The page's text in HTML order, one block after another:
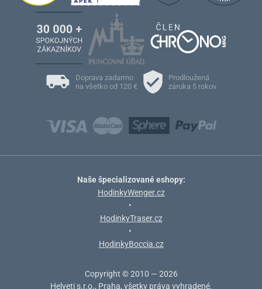
Doprava zadarmo
na všetko od 120 €
Prodloužená
záruka 5 rokov
Naše špecializované eshopy:
HodinkyWenger.cz
•
HodinkyTraser.cz
•
HodinkyBoccia.cz
Copyright © 2010 — 2026
Helveti s.r.o., Praha, všetky práva vyhradené.